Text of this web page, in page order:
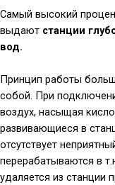
Самый высокий
выдают станции
вод.
Принцип работы
собой. При
воздух, насыщая
развивающиеся в
отсутствует
перерабатываются в
удаляется из станции